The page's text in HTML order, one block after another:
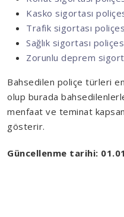
Kasko sigortası
Trafik sigortası
Sağlık sigortası
Zorunlu deprem
Bahsedilen poliçe türleri
olup burada
menfaat ve teminat
gösterir.
Güncellenme tarihi: